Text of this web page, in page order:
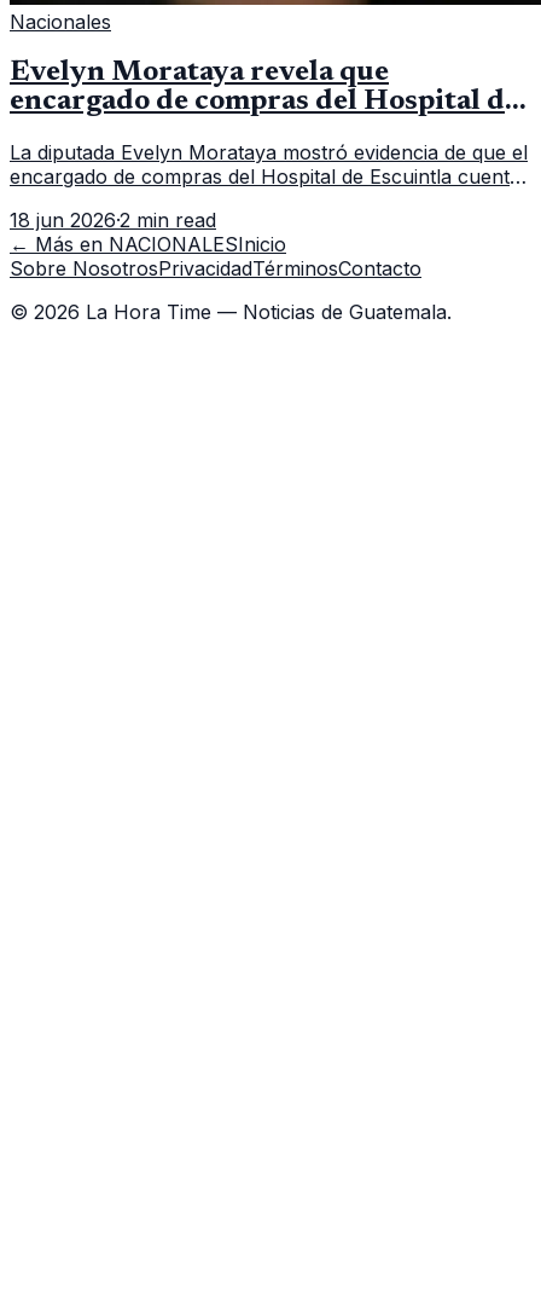
Nacionales
Evelyn Morataya revela que
encargado de compras del Hospital de
La diputada Evelyn Morataya mostró evidencia de que el
encargado de compras del Hospital de Escuintla cuenta
capacitación en la capital.
18 jun 2026·2 min read
← Más en NACIONALESInicio
Sobre NosotrosPrivacidadTérminosContacto
© 2026 La Hora Time — Noticias de Guatemala.